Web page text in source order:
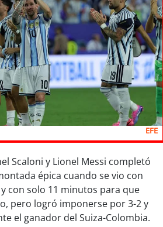
EFE
Scaloni y Lionel Messi completó
épica cuando se vio con
con solo 11 minutos para que
pero logró imponerse por 3-2 y
el ganador del Suiza-Colombia.